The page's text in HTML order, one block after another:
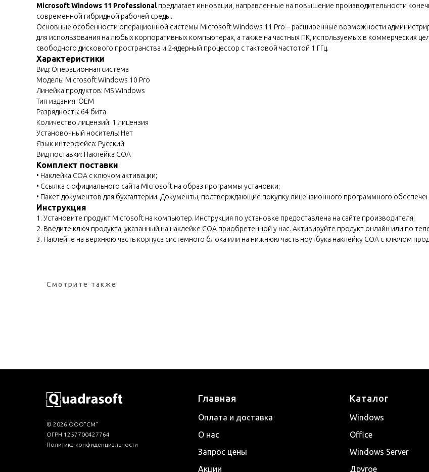
Microsoft Windows 11 Professionalпредлагает инновации, направленные на повышение производительности
современной гибридной рабочей среды.
Основные особенности операционной системы Microsoft Windows 11 Pro – расширенные возможности
для использования на любых корпоративных компьютерах, а также на частных ПК, используемых в коммерческих
свободного дискового пространства и 2-ядерный процессор с тактовой частотой 1 ГГц.
Характеристики
Вид: Операционная система
Модель: Microsoft Windows 10 Pro
Линейка продуктов: MS Windows
Тип издания: OEM
Разрядность: 64 бита
Количество лицензий: 1 лицензия
Установочный носитель: Нет
Язык интерфейса: Русский
Вид поставки: Наклейка COA
Комплект поставки
• Наклейка COA с ключом активации;
• Ссылка с официального сайта Microsoft на образ программы установки;
• Пакет документов для бухгалтерии. Документы, подтверждающие покупку лицензионного программного
Инструкция
1. Установите продукт Microsoft на компьютер. Инструкция по установке предоставлена на сайте производителя;
2. Введите ключ продукта, указанный на наклейке COA приобретенной у нас. Активируйте продукт онлайн или по
3. Наклейте на верхнюю часть корпуса системного блока или на нижнюю часть ноутбука наклейку COA с ключом
Смотрите также
© 2026 ООО"СМ"
ОГРН 1257700427764
Политика конфиденциальности
Главная
Оплата и доставка
О нас
Запрос цены
Акции
Каталог
Windows
Office
Windows Server
Другое